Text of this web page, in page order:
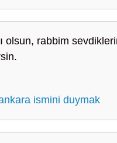
olsun, rabbim
ismini duymak